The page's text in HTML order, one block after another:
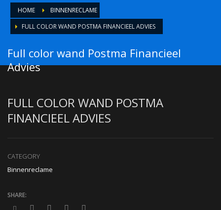
HOME
BINNENRECLAME
FULL COLOR WAND POSTMA FINANCIEEL ADVIES
Full color wand Postma Financieel
Advies
FULL COLOR WAND POSTMA
FINANCIEEL ADVIES
CATEGORY
Binnenreclame